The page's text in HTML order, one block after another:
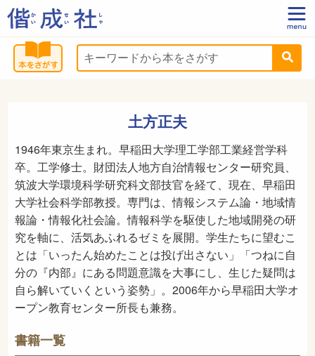
土方正夫
1946年東京生まれ。早稲田大学理工学部工業経営学科
卒。工学修士。財団法人地方自治情報センター研究員、
筑波大学環境科学研究科文部技官を経て、現在、早稲田
大学社会科学部教授。専門は、情報システム論・地域情
報論・情報化社会論。情報科学を駆使した地域開発の研
究を軸に、活気あふれるゼミを展開。学生たちに望むこ
とは「いったん始めたことは投げ出さない」「つねに自
分の『内部』にある問題意識を大事にし、生じた疑問は
自ら解いていくという姿勢」。2006年から早稲田大学オ
ープン教育センター所長も兼務。
書籍一覧